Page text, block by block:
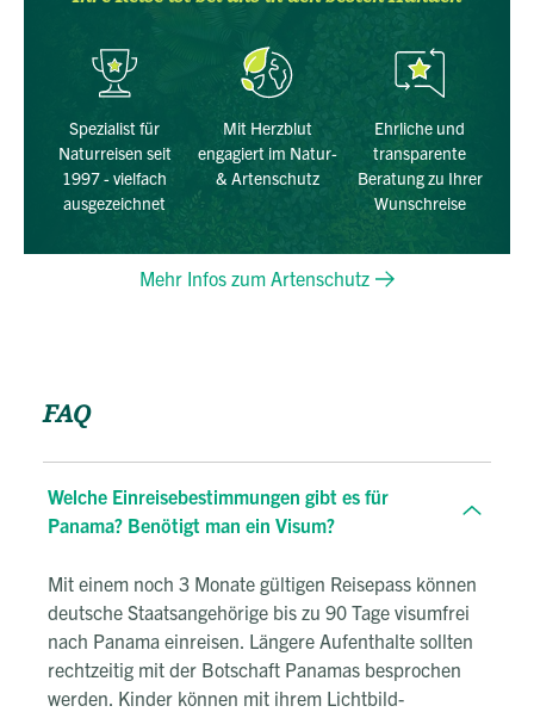
Spezialist für
Naturreisen seit
1997 - vielfach
ausgezeichnet
Mit Herzblut
engagiert im Natur-
& Artenschutz
Ehrliche und
transparente
Beratung zu Ihrer
Wunschreise
Mehr Infos zum Artenschutz
FAQ
Welche Einreisebestimmungen gibt es für
Panama? Benötigt man ein Visum?
Mit einem noch 3 Monate gültigen Reisepass können
deutsche Staatsangehörige bis zu 90 Tage visumfrei
nach Panama einreisen. Längere Aufenthalte sollten
rechtzeitig mit der Botschaft Panamas besprochen
werden. Kinder können mit ihrem Lichtbild-